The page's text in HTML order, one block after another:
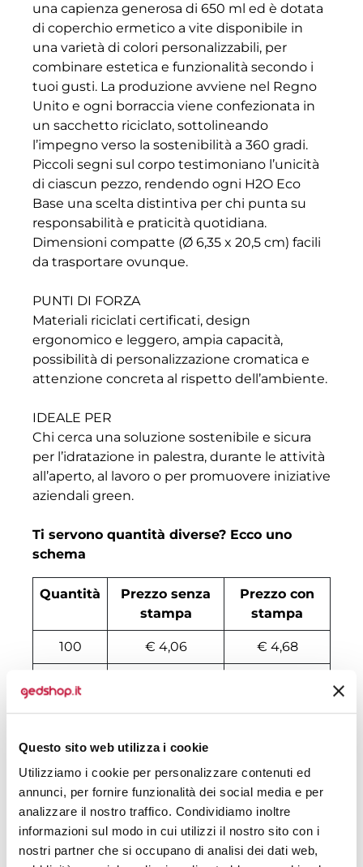
Questo sito web utilizza i cookie
Utilizziamo i cookie per personalizzare contenuti ed
annunci, per fornire funzionalità dei social media e per
analizzare il nostro traffico. Condividiamo inoltre
informazioni sul modo in cui utilizzi il nostro sito con i
nostri partner che si occupano di analisi dei dati web,
una capienza generosa di 650 ml ed è dotata
di coperchio ermetico a vite disponibile in
una varietà di colori personalizzabili, per
combinare estetica e funzionalità secondo i
tuoi gusti. La produzione avviene nel Regno
Unito e ogni borraccia viene confezionata in
un sacchetto riciclato, sottolineando
l’impegno verso la sostenibilità a 360 gradi.
Piccoli segni sul corpo testimoniano l’unicità
di ciascun pezzo, rendendo ogni H2O Eco
Base una scelta distintiva per chi punta su
responsabilità e praticità quotidiana.
Dimensioni compatte (Ø 6,35 x 20,5 cm) facili
da trasportare ovunque.
PUNTI DI FORZA
Materiali riciclati certificati, design
ergonomico e leggero, ampia capacità,
possibilità di personalizzazione cromatica e
attenzione concreta al rispetto dell’ambiente.
IDEALE PER
Chi cerca una soluzione sostenibile e sicura
per l’idratazione in palestra, durante le attività
all’aperto, al lavoro o per promuovere iniziative
aziendali green.
Ti servono quantità diverse? Ecco uno
schema
Quantità
Prezzo senza
stampa
Prezzo con
stampa
100 € 4,06 € 4,68
1000 € 2,89 € 3,32
2000 € 2,84
3000 € 2,81 € 3,10
4000 € 2,77 € 3,03
5000 € 2,77 € 2,96